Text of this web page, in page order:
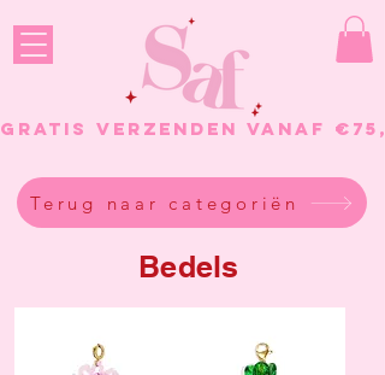
GRATIS VERZENDEN VANAF
Terug naar categoriën
Bedels